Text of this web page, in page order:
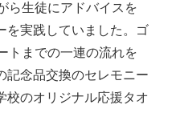
ら生徒にアドバイスを
を実践していました。ゴ
トまでの一連の流れを
記念品交換のセレモニー
校のオリジナル応援タオ